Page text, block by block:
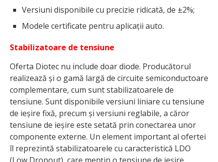
Versiuni disponibile cu precizie ridicată, de ±2%;
Modele certificate pentru aplicații auto.
Stabilizatoare de tensiune
Oferta Diotec nu include doar diode. Producătorul
realizează și o gamă largă de circuite semiconductoare
complementare, cum sunt stabilizatoarele de
tensiune. Sunt disponibile versiuni liniare cu tensiune
de ieșire fixă, precum și versiuni reglabile, a căror
tensiune de ieșire este setată prin conectarea unor
componente externe. Un element important al ofertei
îl reprezintă stabilizatoarele cu caracteristică LDO